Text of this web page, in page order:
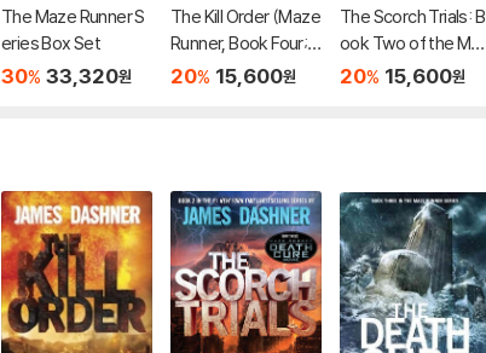
The Maze Runner S
eries Box Set
30% 33,320원
The Kill Order (Maze
Runner, Book Four;
Origin): Book Four; O
20% 15,600원
The Scorch Trials: B
ook Two of the Maz
e Runner Series
20% 15,600원